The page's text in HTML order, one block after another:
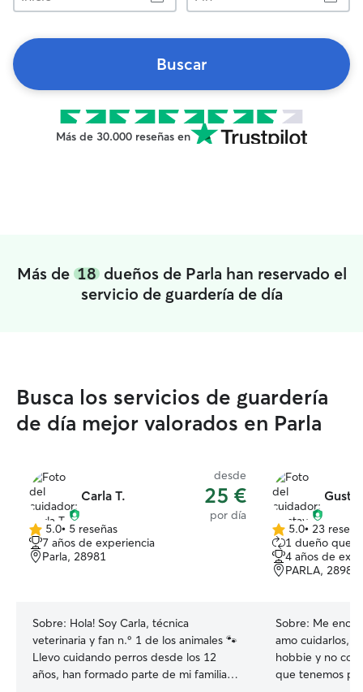
Buscar
Más de 30.000 reseñas en
Más de 18dueños de Parla han reservado el
servicio de guardería de día
Busca los servicios de guardería
de día mejor valorados en Parla
Carla T.
desde
25 €
por día
5.0
de
5
5.0• 5 reseñas
7 años de experiencia
Parla, 28981
Sobre: Hola! Soy Carla, técnica
veterinaria y fan n.º 1 de los animales 🐾
Llevo cuidando perros desde los 12
años, han formado parte de mi familia
5.0
de
5
estrellas
5.0• 23
1 dueño que
4 años de
PARLA, 28982
Sobre: Me
amo cuidarlos,
hobbie y no como
que tenemos